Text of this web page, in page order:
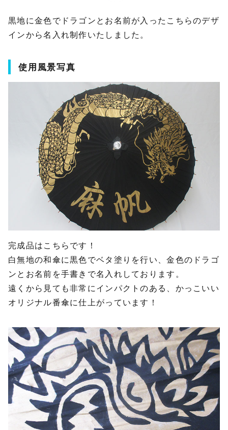
黒地に金色でドラゴンとお名前が入ったこちらのデザ
インから名入れ制作いたしました。
使用風景写真
完成品はこちらです！
白無地の和傘に黒色でベタ塗りを行い、金色のドラゴ
ンとお名前を手書きで名入れしております。
遠くから見ても非常にインパクトのある、かっこいい
オリジナル番傘に仕上がっています！